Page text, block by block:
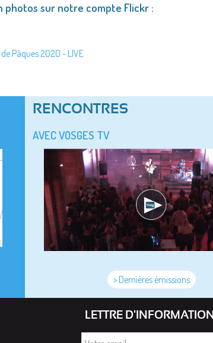
photos sur notre compte Flickr :
RENCONTRES
AVEC VOSGES TV
> Dernières émissions
LETTRE D'INFORMATION